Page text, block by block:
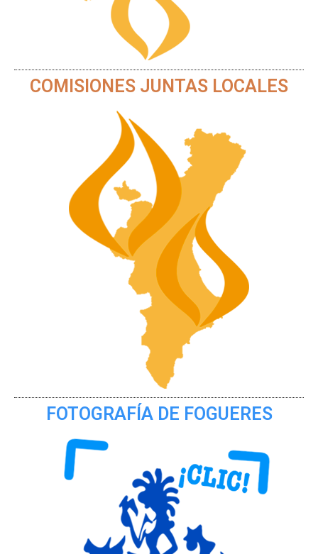
COMISIONES JUNTAS LOCALES
FOTOGRAFÍA DE FOGUERES